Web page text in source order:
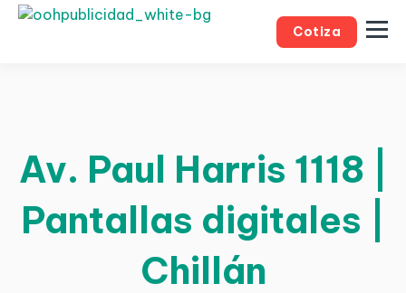
Cotiza
Av. Paul Harris 1118 |
Pantallas digitales |
Chillán